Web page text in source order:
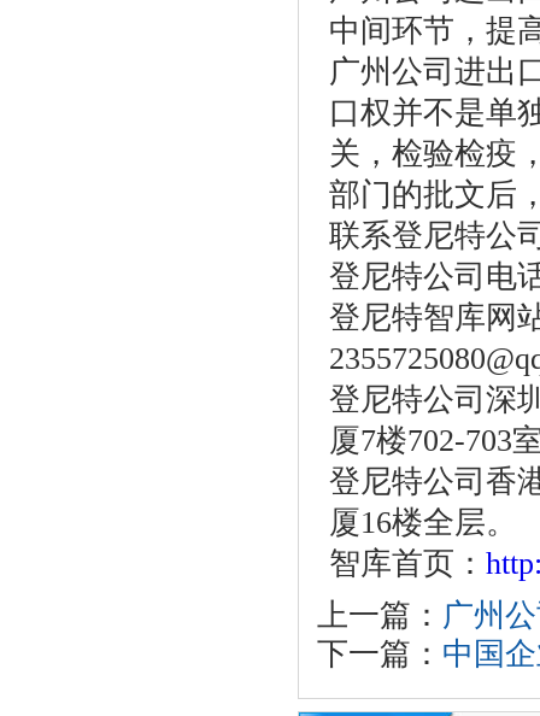
中间环节，提
广州公司进出
口权并不是单
关，检验检疫
部门的批文后
联系登尼特公
登尼特公司电
登尼特智库网
登尼特公司深
厦7楼702-703
登尼特公司香
厦16楼全层。
智库首页：
上一篇： 广州
下一篇： 中国